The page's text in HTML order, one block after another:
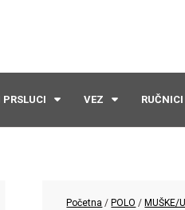
VEZ RUČNICI
Početna / POLO / MUŠKE/